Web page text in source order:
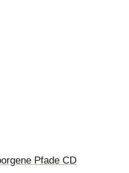
Pfade CD